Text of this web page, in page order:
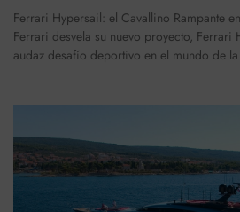
Ferrari Hypersail: el Cavallino Rampante
Ferrari desvela su nuevo proyecto, Ferrari
audaz desafío deportivo en el mundo de